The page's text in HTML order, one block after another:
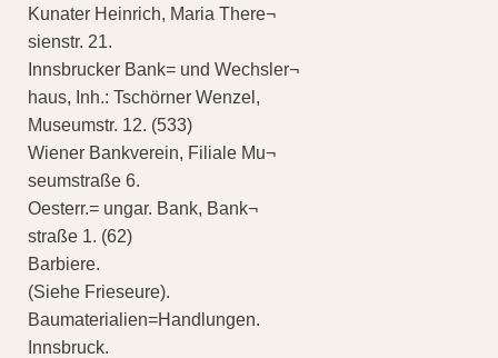
Kunater Heinrich, Maria There¬
sienstr. 21.
Innsbrucker Bank= und Wechsler¬
haus, Inh.: Tschörner Wenzel,
Museumstr. 12. (533)
Wiener Bankverein, Filiale Mu¬
seumstraße 6.
Oesterr.= ungar. Bank, Bank¬
straße 1. (62)
Barbiere.
(Siehe Frieseure).
Baumaterialien=Handlungen.
Innsbruck.